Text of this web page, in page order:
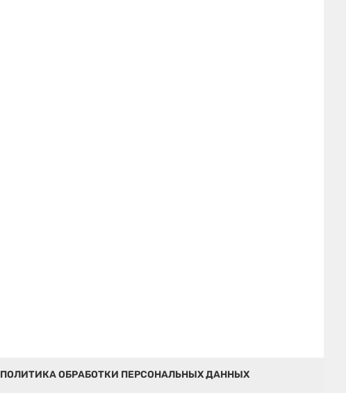
ПОЛИТИКА ОБРАБОТКИ ПЕРСОНАЛЬНЫХ ДАННЫХ